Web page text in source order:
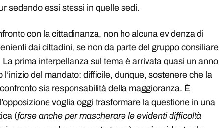
sedendo essi stessi in quelle sedi.
con la cittadinanza, non ho alcuna evidenza di
dai cittadini, se non da parte del gruppo consiliare
La prima interpellanza sul tema è arrivata quasi un anno
l’inizio del mandato: difficile, dunque, sostenere che la
sia responsabilità della maggioranza. È
voglia oggi trasformare la questione in una
(forse anche per mascherare le evidenti difficoltà